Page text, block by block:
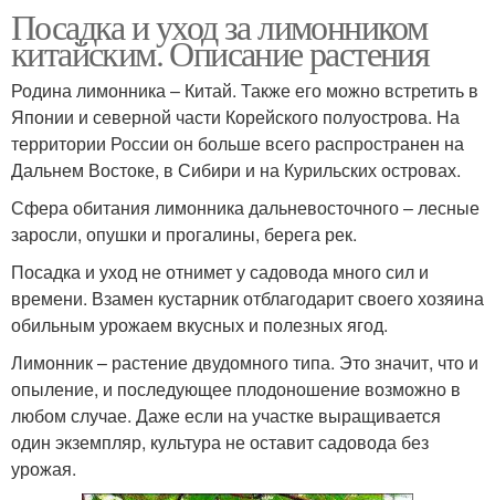
Посадка и уход за лимонником
китайским. Описание растения
Родина лимонника – Китай. Также его можно встретить в
Японии и северной части Корейского полуострова. На
территории России он больше всего распространен на
Дальнем Востоке, в Сибири и на Курильских островах.
Сфера обитания лимонника дальневосточного – лесные
заросли, опушки и прогалины, берега рек.
Посадка и уход не отнимет у садовода много сил и
времени. Взамен кустарник отблагодарит своего хозяина
обильным урожаем вкусных и полезных ягод.
Лимонник – растение двудомного типа. Это значит, что и
опыление, и последующее плодоношение возможно в
любом случае. Даже если на участке выращивается
один экземпляр, культура не оставит садовода без
урожая.